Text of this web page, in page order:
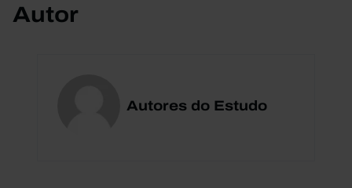
Autor
Autores do Estudo